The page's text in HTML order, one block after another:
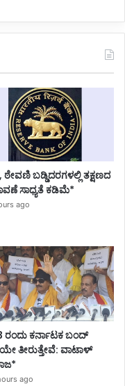
ಠೇವಣಿ ಬಡ್ಡಿದರಗಳಲ್ಲಿ ತಕ್ಷಣದ
ಸಾಧ್ಯತೆ ಕಡಿಮೆ*
ago
ರಂದು ಕರ್ನಾಟಕ ಬಂದ್
ತೀರುತ್ತೇವೆ: ವಾಟಾಳ್
ago